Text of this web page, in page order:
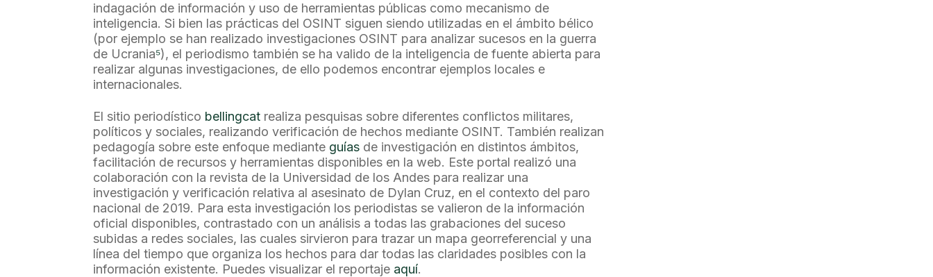
indagación de información y uso de herramientas públicas como mecanismo de
inteligencia. Si bien las prácticas del OSINT siguen siendo utilizadas en el ámbito bélico
(por ejemplo se han realizado investigaciones OSINT para analizar sucesos en la guerra
de Ucrania⁵), el periodismo también se ha valido de la inteligencia de fuente abierta para
realizar algunas investigaciones, de ello podemos encontrar ejemplos locales e
internacionales.
El sitio periodístico bellingcat realiza pesquisas sobre diferentes conflictos militares,
políticos y sociales, realizando verificación de hechos mediante OSINT. También realizan
pedagogía sobre este enfoque mediante guías de investigación en distintos ámbitos,
facilitación de recursos y herramientas disponibles en la web. Este portal realizó una
colaboración con la revista de la Universidad de los Andes para realizar una
investigación y verificación relativa al asesinato de Dylan Cruz, en el contexto del paro
nacional de 2019. Para esta investigación los periodistas se valieron de la información
oficial disponibles, contrastado con un análisis a todas las grabaciones del suceso
subidas a redes sociales, las cuales sirvieron para trazar un mapa georreferencial y una
línea del tiempo que organiza los hechos para dar todas las claridades posibles con la
información existente. Puedes visualizar el reportaje aquí.